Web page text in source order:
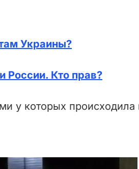
Украины?
России. Кто прав?
у которых